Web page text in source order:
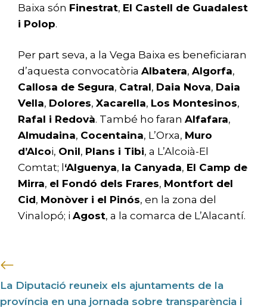
Baixa són Finestrat, El Castell de Guadalest
i Polop.
Per part seva, a la Vega Baixa es beneficiaran
d’aquesta convocatòria Albatera, Algorfa,
Callosa de Segura, Catral, Daia Nova, Daia
Vella, Dolores, Xacarella, Los Montesinos,
Rafal i Redovà. També ho faran Alfafara,
Almudaina, Cocentaina, L’Orxa, Muro
d’Alcoi, Onil, Plans i Tibi, a L’Alcoià-El
Comtat; l ‘Alguenya, la Canyada, El Camp de
Mirra, el Fondó dels Frares, Montfort del
Cid, Monòver i el Pinós, en la zona del
Vinalopó; i Agost, a la comarca de L’Alacantí.
La Diputació reuneix els ajuntaments de la
província en una jornada sobre transparència i